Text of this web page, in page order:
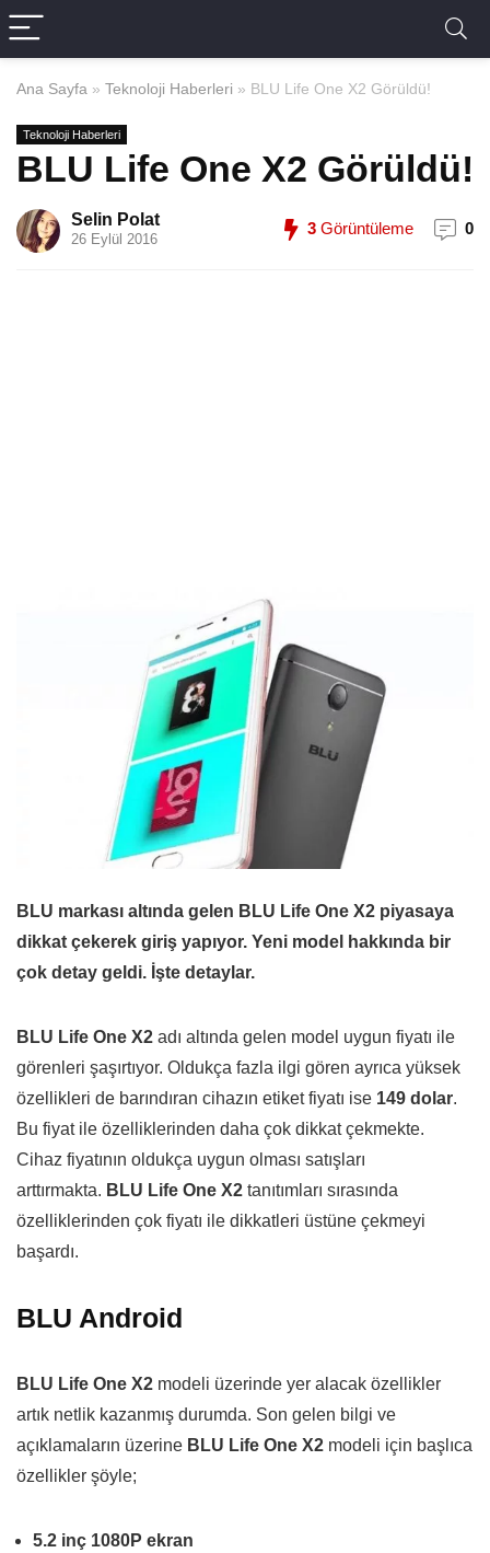
Ana Sayfa » Teknoloji Haberleri » BLU Life One X2 Görüldü!
Teknoloji Haberleri
BLU Life One X2 Görüldü!
Selin Polat
26 Eylül 2016
3 Görüntüleme 0
BLU markası altında gelen BLU Life One X2 piyasaya
dikkat çekerek giriş yapıyor. Yeni model hakkında bir
çok detay geldi. İşte detaylar.
BLU Life One X2 adı altında gelen model uygun fiyatı ile
görenleri şaşırtıyor. Oldukça fazla ilgi gören ayrıca yüksek
özellikleri de barındıran cihazın etiket fiyatı ise 149 dolar.
Bu fiyat ile özelliklerinden daha çok dikkat çekmekte.
Cihaz fiyatının oldukça uygun olması satışları
arttırmakta. BLU Life One X2 tanıtımları sırasında
özelliklerinden çok fiyatı ile dikkatleri üstüne çekmeyi
başardı.
BLU Android
BLU Life One X2 modeli üzerinde yer alacak özellikler
artık netlik kazanmış durumda. Son gelen bilgi ve
açıklamaların üzerine BLU Life One X2 modeli için başlıca
özellikler şöyle;
5.2 inç 1080P ekran